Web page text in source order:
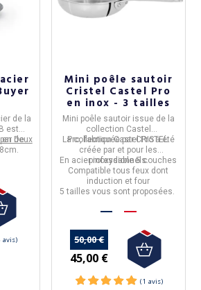
de la
est
De
deux
Mini poêle sautoir
Cristel Castel Pro
en inox - 3 tailles
Mini poêle sautoir issue de la
collection Castel
Pro,fabriquée parCRISTEL.
La collection Castel Pro a été
créée par et pour les
professionnels.
En acier inoxydable5 couches
Compatible tous feux dont
induction et four
5 tailles vous sont proposées.
50,00 €
45,00 €